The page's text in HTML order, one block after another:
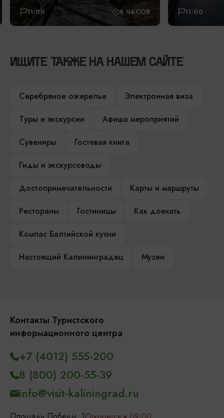
11:00 8 ЧАСОВ 11:00
ИЩИТЕ ТАКЖЕ НА НАШЕМ САЙТЕ
Серебряное ожерелье
Электронная виза
Туры и экскурсии
Афиша мероприятий
Сувениры
Гостевая книга
Гиды и экскурсоводы
Достопримечательности
Карты и маршруты
Рестораны
Гостиницы
Как доехать
Компас Балтийской кухни
Настоящий Калининградец
Музеи
Контакты Туристского
информационного центра
+7 (4012) 555-200
8 (800) 200-55-39
info@visit-kaliningrad.ru